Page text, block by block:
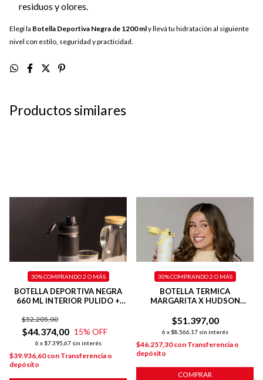
residuos y olores.
Elegí la Botella Deportiva Negra de 1200 mly llevá tu hidratación al siguiente
nivel con estilo, seguridad y practicidad.
Productos similares
BOTELLA DEPORTIVA NEGRA
660 ML INTERIOR PULIDO +
$44.374,00
$52.205,00
15% OFF
6 x $7.395,67 sin interés
30%COMPRANDO 2 O MÁS
$39.936,60con Transferencia o
depósito
BOTELLA TERMICA
MARGARITA X HUDSON
$51.397,00
6 x $8.566,17 sin interés
30%COMPRANDO 2 O MÁS
$46.257,30con Transferencia o
depósito
COMPRAR